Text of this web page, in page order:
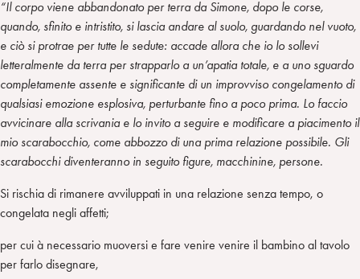
“Il corpo viene abbandonato per terra da Simone, dopo le corse,
quando, sfinito e intristito, si lascia andare al suolo, guardando nel vuoto,
e ciò si protrae per tutte le sedute: accade allora che io lo sollevi
letteralmente da terra per strapparlo a un’apatia totale, e a uno sguardo
completamente assente e significante di un improvviso congelamento di
qualsiasi emozione esplosiva, perturbante fino a poco prima. Lo faccio
avvicinare alla scrivania e lo invito a seguire e modificare a piacimento il
mio scarabocchio, come abbozzo di una prima relazione possibile. Gli
scarabocchi diventeranno in seguito figure, macchinine, persone.
Si rischia di rimanere avviluppati in una relazione senza tempo, o
congelata negli affetti;
per cui à necessario muoversi e fare venire venire il bambino al tavolo
per farlo disegnare,